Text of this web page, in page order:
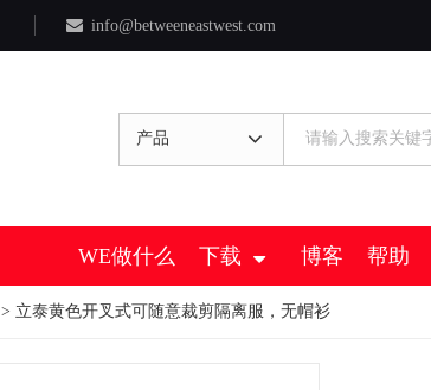
info@betweeneastwest.com
产品
WE做什么 下载 博客 帮助
> 立泰黄色开叉式可随意裁剪隔离服，无帽衫